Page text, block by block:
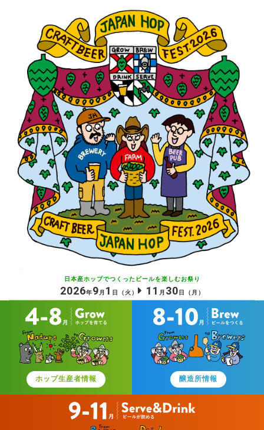
日本産ホップでつくったビールを楽しむお祭り
2026年9月 1 日 （火） 11 月 30 日 （月）
ホップ生産者情報 醸造所情報